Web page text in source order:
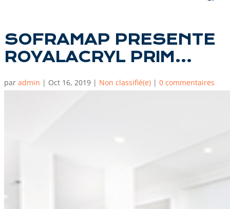
SOFRAMAP PRESENTE
ROYALACRYL PRIM…
par admin | Oct 16, 2019 | Non classifié(e) | 0 commentaires